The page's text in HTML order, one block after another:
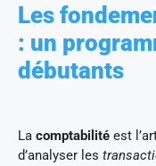
Les
: un
débutants
La comptabilité est
d’analyser les